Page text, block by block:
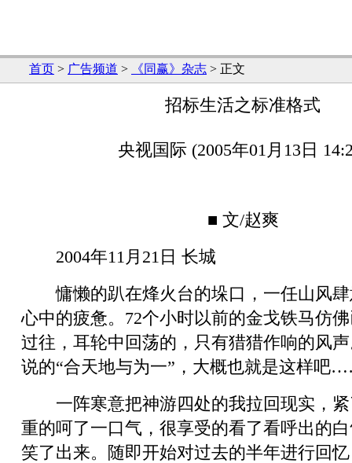
首页 > 广告频道 > 《同赢》杂志 > 正文
招标生活之标准格式
央视国际 (2005年01月13日
■ 文/赵爽
2004年11月21日 长城
慵懒的趴在烽火台的垛口，一任山风肆
心中的疲惫。72个小时以前的金戈铁马仿
过往，耳轮中回荡的，只有猎猎作响的风
说的“合天地与为一”，大概也就是这样吧
一阵寒意把神游四处的我拉回现实，紧
重的呵了一口气，很享受的看了看呼出的
笑了出来。随即开始对过去的半年进行回